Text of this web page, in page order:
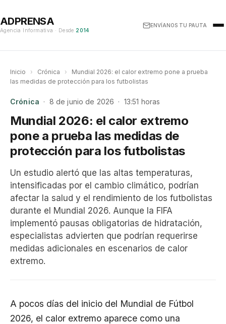
ADPRENSA
Agencia Informativa · Desde 2014
ENVÍANOS TU PAUTA
Inicio › Crónica ›
Mundial 2026: el calor extremo pone a prueba
las medidas de protección para los futbolistas
Crónica · 8 de junio de 2026 · 13:51 horas
Mundial 2026: el calor extremo
pone a prueba las medidas de
protección para los futbolistas
Un estudio alertó que las altas temperaturas,
intensificadas por el cambio climático, podrían
afectar la salud y el rendimiento de los futbolistas
durante el Mundial 2026. Aunque la FIFA
implementó pausas obligatorias de hidratación,
especialistas advierten que podrían requerirse
medidas adicionales en escenarios de calor
extremo.
A pocos días del inicio del Mundial de Fútbol
2026, el calor extremo aparece como una